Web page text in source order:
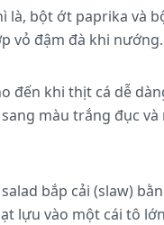
bột ớt paprika và
vỏ đậm đà khi nướng.
đến khi thịt cá dễ
sang màu trắng đục
bắp cải (slaw)
lựu vào một cái tô